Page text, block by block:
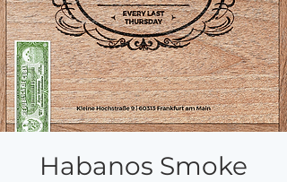
Habanos Smoke